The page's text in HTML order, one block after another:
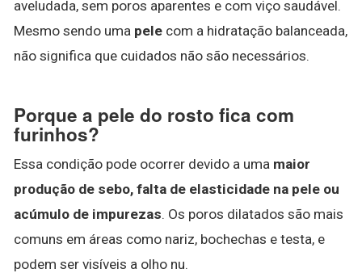
aveludada, sem poros aparentes e com viço saudável.
Mesmo sendo uma pele com a hidratação balanceada,
não significa que cuidados não são necessários.
Porque a pele do rosto fica com
furinhos?
Essa condição pode ocorrer devido a uma maior
produção de sebo, falta de elasticidade na pele ou
acúmulo de impurezas. Os poros dilatados são mais
comuns em áreas como nariz, bochechas e testa, e
podem ser visíveis a olho nu.